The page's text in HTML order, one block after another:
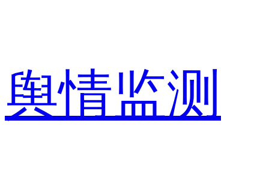
敏
舆情监测